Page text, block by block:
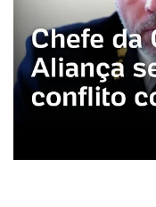
Anuncie
Fale Conosco